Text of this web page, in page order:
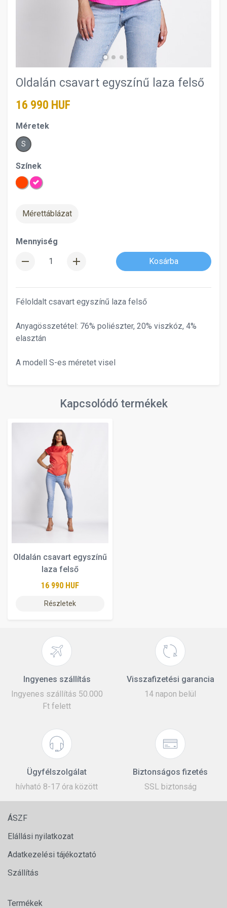
Oldalán csavart egyszínű laza felső
16 990 HUF
Méretek
S
Színek
Mérettáblázat
Mennyiség
remove add Kosárba
Féloldalt csavart egyszínű laza felső
Anyagösszetétel: 76% poliészter, 20% viszkóz, 4%
elasztán
A modell S-es méretet visel
Kapcsolódó termékek
Oldalán csavart egyszínű
laza felső
16 990 HUF
Részletek
Ingyenes szállítás
Ingyenes szállítás 50.000
Ft felett
Visszafizetési garancia
14 napon belül
Ügyfélszolgálat
hívható 8-17 óra között
Biztonságos fizetés
SSL biztonság
ÁSZF
Elállási nyilatkozat
Adatkezelési tájékoztató
Szállítás
Termékek